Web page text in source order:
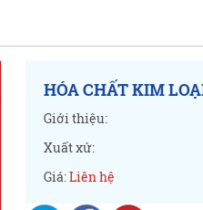
HÓA CHẤT KIM
Giới thiệu:
Xuất xứ:
Giá:Liên hệ